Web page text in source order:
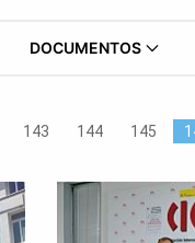
DOCUMENTOS
143 144 145